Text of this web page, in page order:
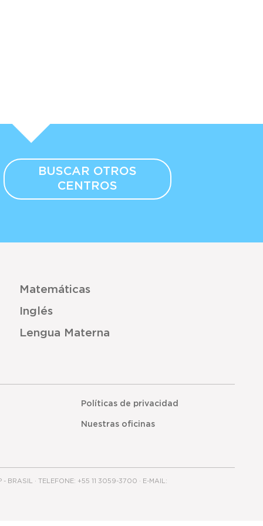
BUSCAR OTROS
CENTROS
Matemáticas
Inglés
Lengua Materna
Políticas de privacidad
Nuestras oficinas
· TELEFONE: +55 11 3059-3700 · E-MAIL: